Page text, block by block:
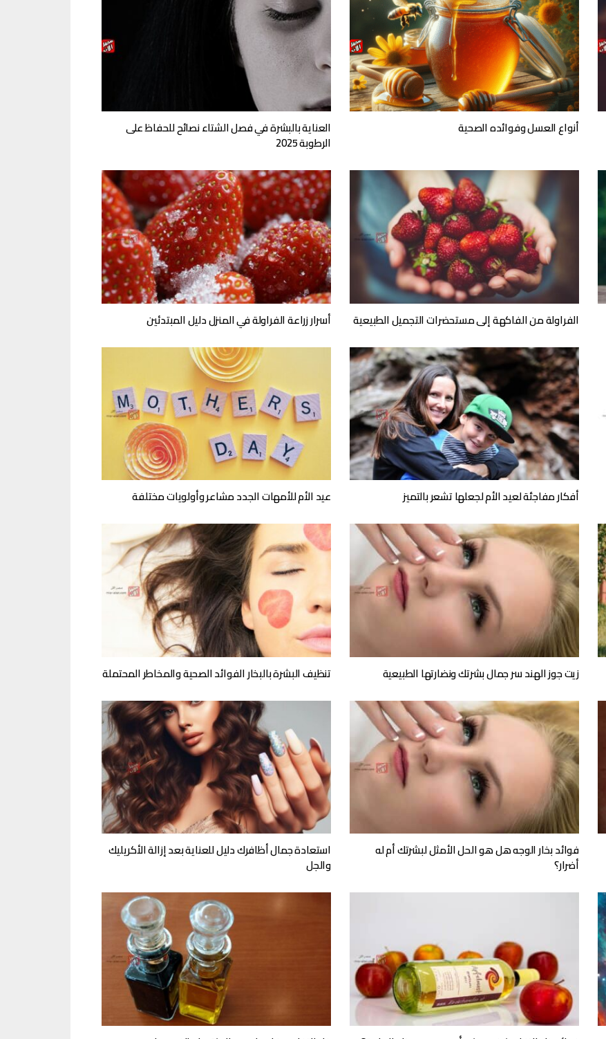
أنواع العسل وفوائده الصحية العناية بالبشرة في فصل الشتاء نصائح للحفاظ على
الرطوبة 2025
الفراولة من الفاكهة إلى مستحضرات التجميل الطبيعية أسرار زراعة الفراولة في المنزل دليل المبتدئين
أفكار مفاجئة لعيد الأم لجعلها تشعر بالتميز عيد الأم للأمهات الجدد مشاعر وأولويات مختلفة
زيت جوز الهند سر جمال بشرتك ونضارتها الطبيعية تنظيف البشرة بالبخار الفوائد الصحية والمخاطر المحتملة
فوائد بخار الوجه هل هو الحل الأمثل لبشرتك أم له
أضرار؟
استعادة جمال أظافرك دليل للعناية بعد إزالة الأكريليك
والجل